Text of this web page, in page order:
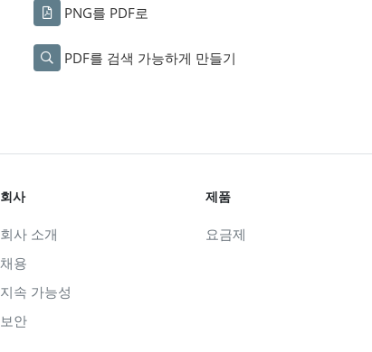
PNG를 PDF로
PDF를 검색 가능하게 만들기
회사
회사 소개
채용
지속 가능성
보안
제품
요금제